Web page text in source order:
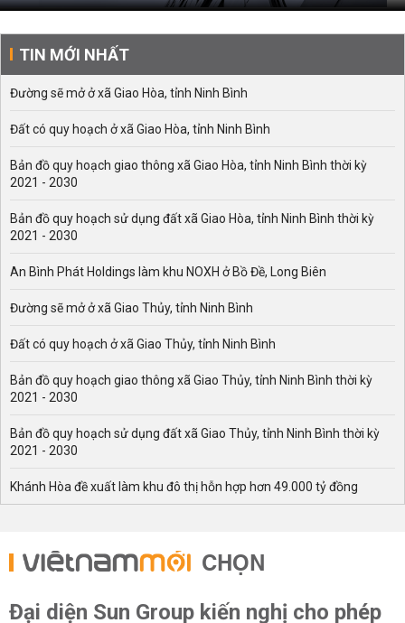
TIN MỚI NHẤT
Đường sẽ mở ở xã Giao Hòa, tỉnh Ninh Bình
Đất có quy hoạch ở xã Giao Hòa, tỉnh Ninh Bình
Bản đồ quy hoạch giao thông xã Giao Hòa, tỉnh Ninh Bình thời kỳ
2021 - 2030
Bản đồ quy hoạch sử dụng đất xã Giao Hòa, tỉnh Ninh Bình thời kỳ
2021 - 2030
An Bình Phát Holdings làm khu NOXH ở Bồ Đề, Long Biên
Đường sẽ mở ở xã Giao Thủy, tỉnh Ninh Bình
Đất có quy hoạch ở xã Giao Thủy, tỉnh Ninh Bình
Bản đồ quy hoạch giao thông xã Giao Thủy, tỉnh Ninh Bình thời kỳ
2021 - 2030
Bản đồ quy hoạch sử dụng đất xã Giao Thủy, tỉnh Ninh Bình thời kỳ
2021 - 2030
Khánh Hòa đề xuất làm khu đô thị hỗn hợp hơn 49.000 tỷ đồng
CHỌN
Đại diện Sun Group kiến nghị cho phép